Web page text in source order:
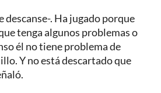
descanse-. Ha jugado porque
tenga algunos problemas o
él no tiene problema de
Y no está descartado que